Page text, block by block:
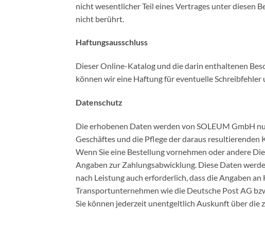
nicht wesentlicher Teil eines Vertrages unter diesen
nicht berührt.
Haftungsausschluss
Dieser Online-Katalog und die darin enthaltenen
können wir eine Haftung für eventuelle
Datenschutz
Die erhobenen Daten werden von SOLEUM GmbH
Geschäftes und die Pflege der daraus
Wenn Sie eine Bestellung vornehmen oder andere
Angaben zur Zahlungsabwicklung. Diese Daten
nach Leistung auch erforderlich, dass die Angaben
Transportunternehmen wie die Deutsche Post AG
Sie können jederzeit unentgeltlich Auskunft über die